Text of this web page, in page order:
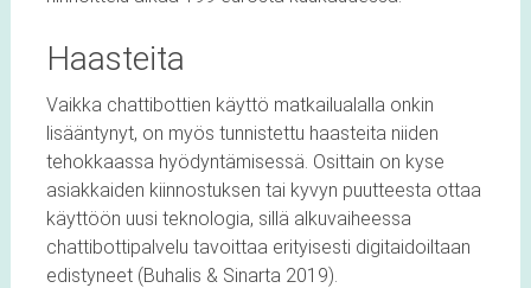
Haasteita
Vaikka chattibottien käyttö matkailualalla onkin
lisääntynyt, on myös tunnistettu haasteita niiden
tehokkaassa hyödyntämisessä. Osittain on kyse
asiakkaiden kiinnostuksen tai kyvyn puutteesta ottaa
käyttöön uusi teknologia, sillä alkuvaiheessa
chattibottipalvelu tavoittaa erityisesti digitaidoiltaan
edistyneet (Buhalis & Sinarta 2019).